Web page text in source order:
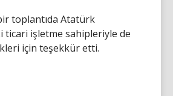
toplantıda Atatürk
ticari işletme sahipleriyle de
için teşekkür etti.